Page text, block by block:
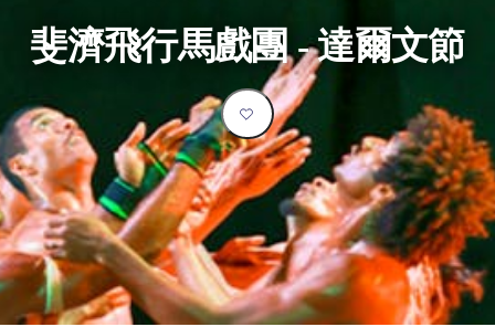
景
點
歡
迎
的
地
內
陸
和
布
家
公
園
必
玩
活
動
客
類
型
推
薦
規
劃
預
訂
實
用
資
訊
斐濟飛行馬戲團 - 達爾文節